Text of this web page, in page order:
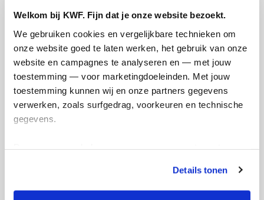
Welkom bij KWF. Fijn dat je onze website bezoekt.
We gebruiken cookies en vergelijkbare technieken om
onze website goed te laten werken, het gebruik van onze
website en campagnes te analyseren en — met jouw
toestemming — voor marketingdoeleinden. Met jouw
toestemming kunnen wij en onze partners gegevens
verwerken, zoals surfgedrag, voorkeuren en technische
gegevens.
tonen. Je kunt je toestemming op elk moment wijzigen of
intrekken via Cookie instellingen onderaan de pagina. De
Details tonen
Actiepagina gemaakt